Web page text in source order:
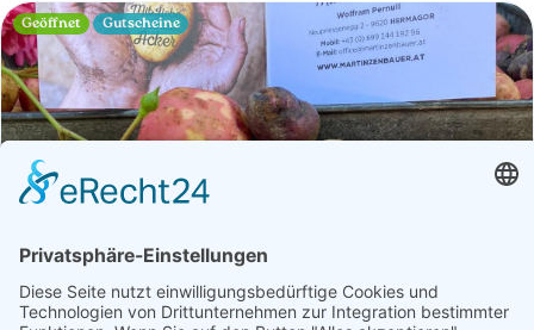
Geöffnet Gutscheine